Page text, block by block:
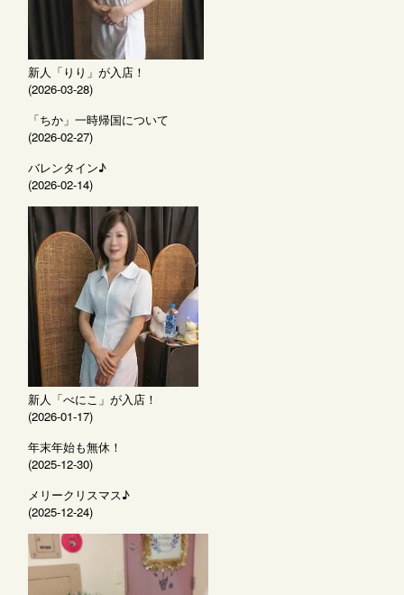
新人「りり」が入店！
(2026-03-28)
「ちか」一時帰国について
(2026-02-27)
バレンタイン♪
(2026-02-14)
新人「べにこ」が入店！
(2026-01-17)
年末年始も無休！
(2025-12-30)
メリークリスマス♪
(2025-12-24)